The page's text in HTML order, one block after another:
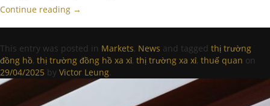
Continue reading →
This entry was posted in Markets, News and tagged thị trường
đồng hồ, thị trường đồng hồ xa xỉ, thị trường xa xỉ, thuế quan on
29/04/2025 by Victor Leung.